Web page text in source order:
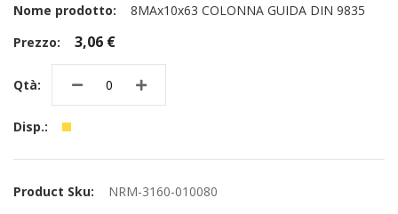
8MAx10x63 COLONNA GUIDA DIN 9835
3,06 €
NRM-3160-010080